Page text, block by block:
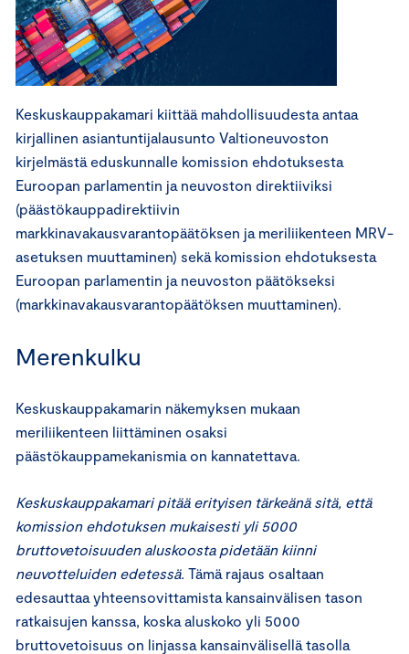
Keskuskauppakamari kiittää mahdollisuudesta antaa
kirjallinen asiantuntijalausunto Valtioneuvoston
kirjelmästä eduskunnalle komission ehdotuksesta
Euroopan parlamentin ja neuvoston direktiiviksi
(päästökauppadirektiivin
markkinavakausvarantopäätöksen ja meriliikenteen MRV-
asetuksen muuttaminen) sekä komission ehdotuksesta
Euroopan parlamentin ja neuvoston päätökseksi
(markkinavakausvarantopäätöksen muuttaminen).
Merenkulku
Keskuskauppakamarin näkemyksen mukaan
meriliikenteen liittäminen osaksi
päästökauppamekanismia on kannatettava.
Keskuskauppakamari pitää erityisen tärkeänä sitä, että
komission ehdotuksen mukaisesti yli 5000
bruttovetoisuuden aluskoosta pidetään kiinni
neuvotteluiden edetessä. Tämä rajaus osaltaan
edesauttaa yhteensovittamista kansainvälisen tason
ratkaisujen kanssa, koska aluskoko yli 5000
bruttovetoisuus on linjassa kansainvälisellä tasolla